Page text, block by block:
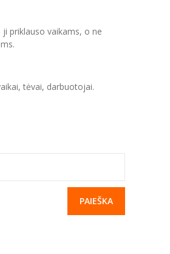
prevencijos planavimo dokumentai
už korupcijai atsparios aplinkos
apie korupciją
ji priklauso vaikams, o ne
tėvai, darbuotojai.